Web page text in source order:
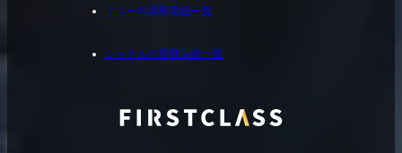
ケリーの買取実績一覧
シャネルの買取実績一覧